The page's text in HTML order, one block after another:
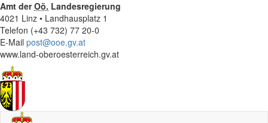
Amt derOö. Landesregierung
4021 Linz • Landhausplatz 1
Telefon (+43 732) 77 20-0
E-Mail post@ooe.gv.at
www.land-oberoesterreich.gv.at